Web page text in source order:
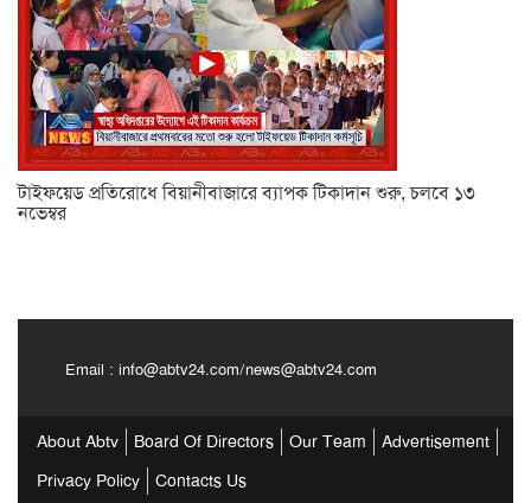
টাইফয়েড প্রতিরোধে বিয়ানীবাজারে ব্যাপক টিকাদান শুরু, চলবে ১৩
নভেম্বর
Email : info@abtv24.com/news@abtv24.com
About Abtv Board Of Directors Our Team
Advertisement
Privacy Policy
Contacts Us